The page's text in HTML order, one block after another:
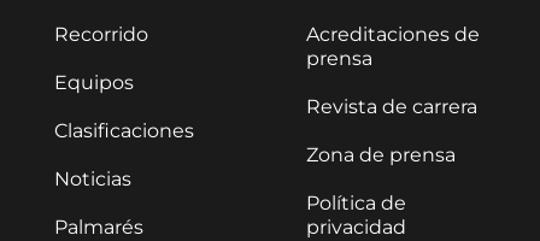
Recorrido
Equipos
Clasificaciones
Noticias
Palmarés
Acreditaciones de
prensa
Revista de carrera
Zona de prensa
Política de
privacidad